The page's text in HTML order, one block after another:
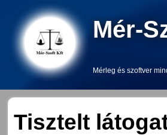
Mér-
Mérleg és szoftver
Tisztelt